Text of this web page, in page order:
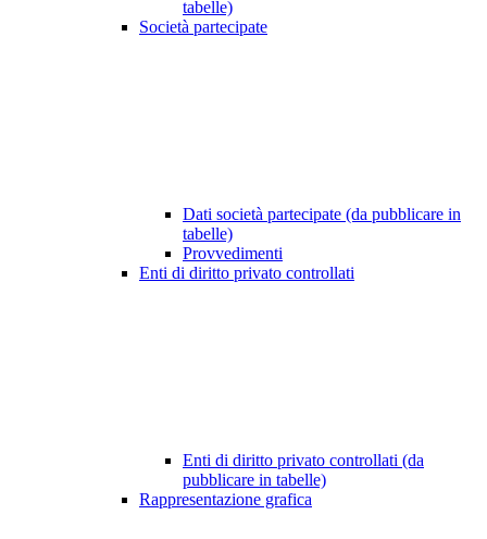
tabelle)
Società partecipate
Dati società partecipate (da pubblicare in
tabelle)
Provvedimenti
Enti di diritto privato controllati
Enti di diritto privato controllati (da
pubblicare in tabelle)
Rappresentazione grafica